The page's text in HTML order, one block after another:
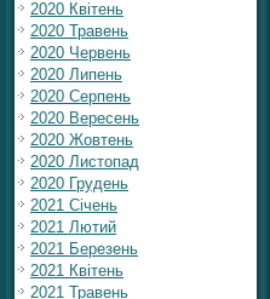
2020 Квітень
2020 Травень
2020 Червень
2020 Липень
2020 Серпень
2020 Вересень
2020 Жовтень
2020 Листопад
2020 Грудень
2021 Січень
2021 Лютий
2021 Березень
2021 Квітень
2021 Травень